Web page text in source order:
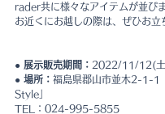
rader共に様々なアイテムが並びま
お近くにお越しの際は、ぜひお立
● 展示販売期間： 2022/11/12(
● 場所： 福島県郡山市並木2-1-
Style」
TEL：024-995-5855